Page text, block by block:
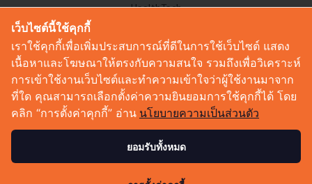
HealthTech
Corp Innov
Saucy Thoughts
Sustainable
Videos
Podcast
เว็บไซต์นี้ใช้คุกกี้
เราใช้คุกกี้เพื่อเพิ่มประสบการณ์ที่ดีในการใช้เว็บไซต์ แสดง
เนื้อหาและโฆษณาให้ตรงกับความสนใจ รวมถึงเพื่อวิเคราะห์
การเข้าใช้งานเว็บไซต์และทำความเข้าใจว่าผู้ใช้งานมาจาก
ที่ใด คุณสามารถเลือกตั้งค่าความยินยอมการใช้คุกกี้ได้ โดย
คลิก “การตั้งค่าคุกกี้” อ่าน นโยบายความเป็นส่วนตัว
ยอมรับทั้งหมด